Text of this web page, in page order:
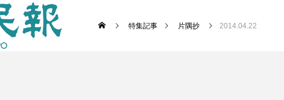
特集記事 片隅抄 2014.04.22